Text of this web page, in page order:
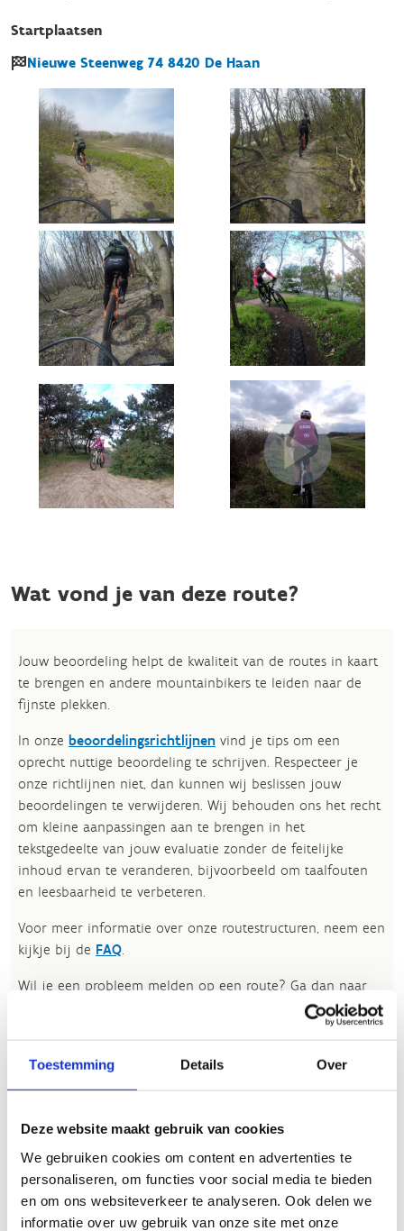
Toestemming Details Over
Deze website maakt gebruik van cookies
We gebruiken cookies om content en advertenties te
personaliseren, om functies voor social media te bieden
en om ons websiteverkeer te analyseren. Ook delen we
informatie over uw gebruik van onze site met onze
Startplaatsen
Nieuwe Steenweg 74 8420 De Haan
Wat vond je van deze route?
Jouw beoordeling helpt de kwaliteit van de routes in kaart
te brengen en andere mountainbikers te leiden naar de
fijnste plekken.
In onze beoordelingsrichtlijnen vind je tips om een
oprecht nuttige beoordeling te schrijven. Respecteer je
onze richtlijnen niet, dan kunnen wij beslissen jouw
beoordelingen te verwijderen. Wij behouden ons het recht
om kleine aanpassingen aan te brengen in het
tekstgedeelte van jouw evaluatie zonder de feitelijke
inhoud ervan te veranderen, bijvoorbeeld om taalfouten
en leesbaarheid te verbeteren.​
Voor meer informatie over onze routestructuren, neem een
kijkje bij de FAQ.
Wil je een probleem melden op een route? Ga dan naar
Heb je een vraag, contacteer ons via
sportievevrijetijd@sport.vlaanderen
ALGEMENE BEOORDELING *
slecht goed